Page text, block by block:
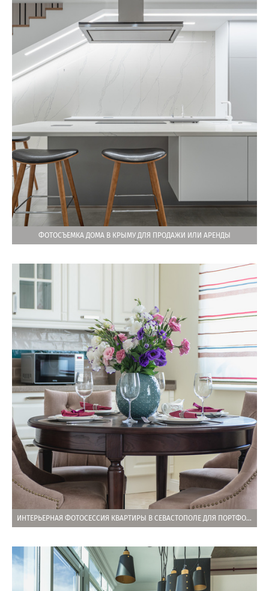
ФОТОСЪЕМКА ДОМА В КРЫМУ ДЛЯ ПРОДАЖИ ИЛИ АРЕНДЫ
ИНТЕРЬЕРНАЯ ФОТОСЕССИЯ КВАРТИРЫ В СЕВАСТОПОЛЕ ДЛЯ ПОРТФОЛИО ДИЗАЙНЕРА ИНТЕРЬЕРОВ